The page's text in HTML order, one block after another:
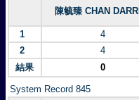
陳毓臻 CHAN
1
4
2
4
結果
0
System Record 845